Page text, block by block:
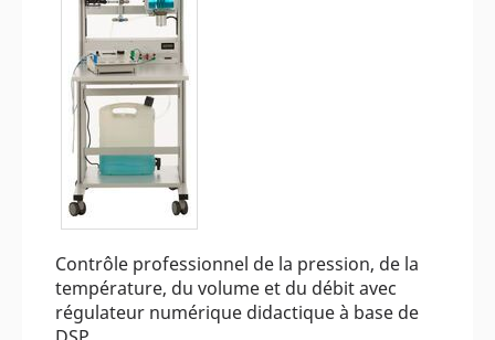
Contrôle professionnel de la pression, de la
température, du volume et du débit avec
régulateur numérique didactique à base de